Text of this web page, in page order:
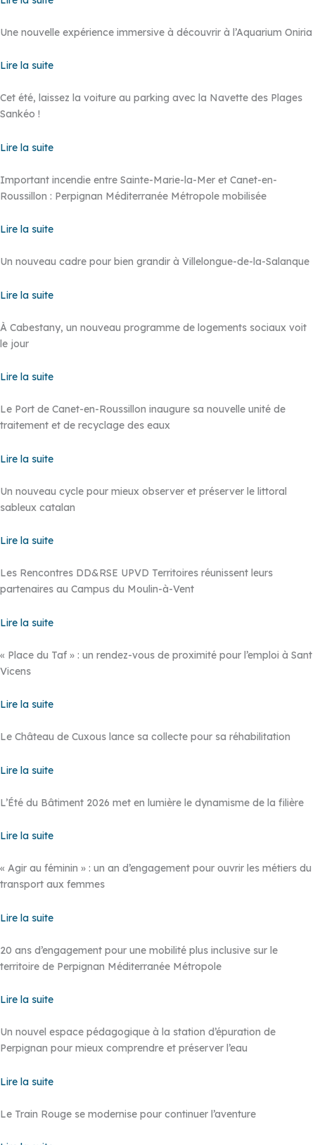
Une nouvelle expérience immersive à découvrir à l’Aquarium Oniria
Lire la suite
Cet été, laissez la voiture au parking avec la Navette des Plages
Sankéo !
Lire la suite
Important incendie entre Sainte-Marie-la-Mer et Canet-en-
Roussillon : Perpignan Méditerranée Métropole mobilisée
Lire la suite
Un nouveau cadre pour bien grandir à Villelongue-de-la-Salanque
Lire la suite
À Cabestany, un nouveau programme de logements sociaux voit
le jour
Lire la suite
Le Port de Canet-en-Roussillon inaugure sa nouvelle unité de
traitement et de recyclage des eaux
Lire la suite
Un nouveau cycle pour mieux observer et préserver le littoral
sableux catalan
Lire la suite
Les Rencontres DD&RSE UPVD Territoires réunissent leurs
partenaires au Campus du Moulin-à-Vent
Lire la suite
« Place du Taf » : un rendez-vous de proximité pour l’emploi à Sant
Vicens
Lire la suite
Le Château de Cuxous lance sa collecte pour sa réhabilitation
Lire la suite
L’Été du Bâtiment 2026 met en lumière le dynamisme de la filière
Lire la suite
« Agir au féminin » : un an d’engagement pour ouvrir les métiers du
transport aux femmes
Lire la suite
20 ans d’engagement pour une mobilité plus inclusive sur le
territoire de Perpignan Méditerranée Métropole
Lire la suite
Un nouvel espace pédagogique à la station d’épuration de
Perpignan pour mieux comprendre et préserver l’eau
Lire la suite
Le Train Rouge se modernise pour continuer l’aventure